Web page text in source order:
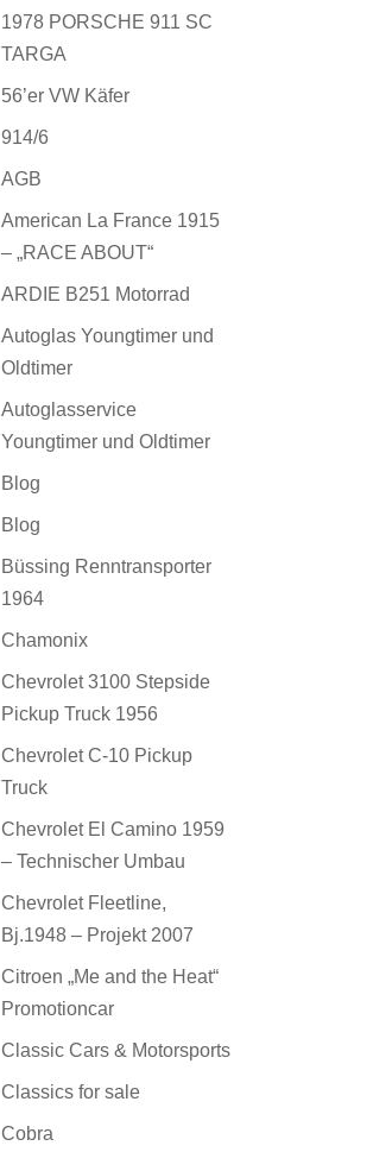
1978 PORSCHE 911 SC
TARGA
56’er VW Käfer
914/6
AGB
American La France 1915
– „RACE ABOUT“
ARDIE B251 Motorrad
Autoglas Youngtimer und
Oldtimer
Autoglasservice
Youngtimer und Oldtimer
Blog
Blog
Büssing Renntransporter
1964
Chamonix
Chevrolet 3100 Stepside
Pickup Truck 1956
Chevrolet C-10 Pickup
Truck
Chevrolet El Camino 1959
– Technischer Umbau
Chevrolet Fleetline,
Bj.1948 – Projekt 2007
Citroen „Me and the Heat“
Promotioncar
Classic Cars & Motorsports
Classics for sale
Cobra